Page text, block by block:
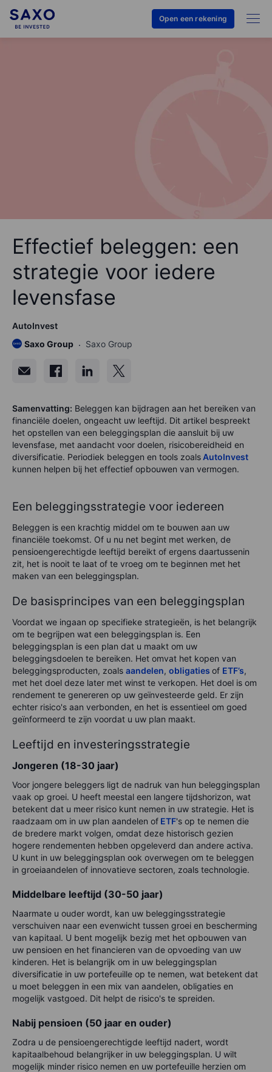
Open een rekening
Effectief beleggen: een
strategie voor iedere
levensfase
AutoInvest
Saxo Group
Saxo Group
Samenvatting: Beleggen kan bijdragen aan het bereiken van
financiële doelen, ongeacht uw leeftijd. Dit artikel bespreekt
het opstellen van een beleggingsplan die aansluit bij uw
levensfase, met aandacht voor doelen, risicobereidheid en
diversificatie. Periodiek beleggen en tools zoals AutoInvest
kunnen helpen bij het effectief opbouwen van vermogen.
Een beleggingsstrategie voor iedereen
Beleggen is een krachtig middel om te bouwen aan uw
financiële toekomst. Of u nu net begint met werken, de
pensioengerechtigde leeftijd bereikt of ergens daartussenin
zit, het is nooit te laat of te vroeg om te beginnen met het
maken van een beleggingsplan.
De basisprincipes van een beleggingsplan
Voordat we ingaan op specifieke strategieën, is het belangrijk
om te begrijpen wat een beleggingsplan is. Een
beleggingsplan is een plan dat u maakt om uw
beleggingsdoelen te bereiken. Het omvat het kopen van
beleggingsproducten, zoals aandelen, obligaties of ETF’s,
met het doel deze later met winst te verkopen. Het doel is om
rendement te genereren op uw geïnvesteerde geld. Er zijn
echter risico's aan verbonden, en het is essentieel om goed
geïnformeerd te zijn voordat u uw plan maakt.
Leeftijd en investeringsstrategie
Jongeren (18-30 jaar)
Voor jongere beleggers ligt de nadruk van hun beleggingsplan
vaak op groei. U heeft meestal een langere tijdshorizon, wat
betekent dat u meer risico kunt nemen in uw strategie. Het is
raadzaam om in uw plan aandelen of ETF's op te nemen die
de bredere markt volgen, omdat deze historisch gezien
hogere rendementen hebben opgeleverd dan andere activa.
U kunt in uw beleggingsplan ook overwegen om te beleggen
in groeiaandelen of innovatieve sectoren, zoals technologie.
Middelbare leeftijd (30-50 jaar)
Naarmate u ouder wordt, kan uw beleggingsstrategie
verschuiven naar een evenwicht tussen groei en bescherming
van kapitaal. U bent mogelijk bezig met het opbouwen van
uw pensioen en het financieren van de opvoeding van uw
kinderen. Het is belangrijk om in uw beleggingsplan
diversificatie in uw portefeuille op te nemen, wat betekent dat
u moet beleggen in een mix van aandelen, obligaties en
mogelijk vastgoed. Dit helpt de risico's te spreiden.
Nabij pensioen (50 jaar en ouder)
Zodra u de pensioengerechtigde leeftijd nadert, wordt
kapitaalbehoud belangrijker in uw beleggingsplan. U wilt
mogelijk minder risico nemen en uw portefeuille herzien om